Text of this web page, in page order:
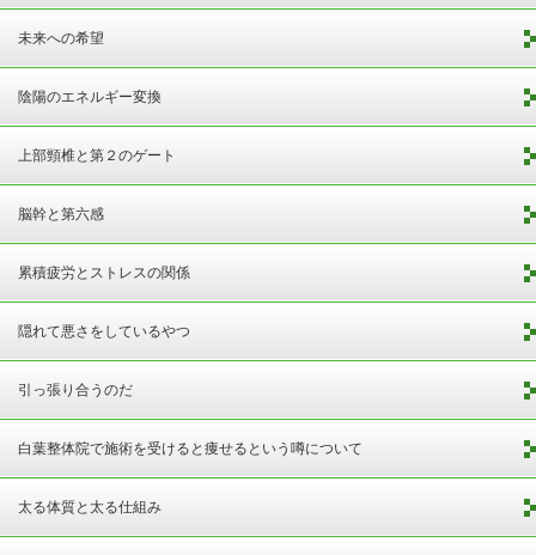
未来への希望
陰陽のエネルギー変換
上部頸椎と第２のゲート
脳幹と第六感
累積疲労とストレスの関係
隠れて悪さをしているやつ
引っ張り合うのだ
白葉整体院で施術を受けると痩せるという噂について
太る体質と太る仕組み